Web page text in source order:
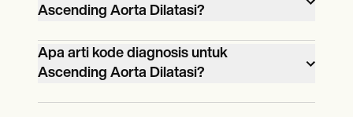
ascenden harus digunakan saat
pelebaran aorta ascenden, baik dicurigai
atau dikonfirmasi.
Ascending Aorta Dilatasi?
Perawatan dapat mencakup modifikasi
gaya hidup, obat-obatan seperti beta-
Apa arti kode diagnosis untuk
Ascending Aorta Dilatasi?